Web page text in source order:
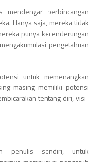
mendengar perbincangan
Hanya saja, mereka tidak
punya kecenderungan
pengetahuan
untuk memenangkan
masing memiliki potensi
tentang diri, visi-
penulis sendiri, untuk